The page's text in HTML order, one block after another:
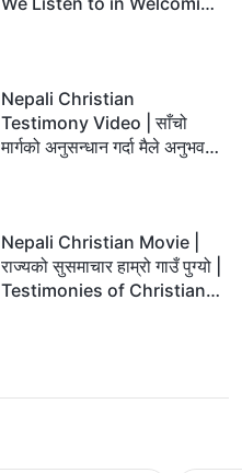
Nepali Christian
Testimony Video | साँचो
मार्गको अनुसन्धान गर्दा मैले अनुभव
Nepali Christian Movie |
राज्यको सुसमाचार हाम्रो गाउँ पुग्यो |
Testimonies of Christians